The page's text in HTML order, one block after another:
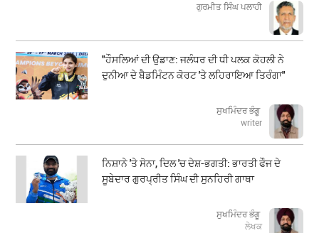
ਗੁਰਮੀਤ ਸਿੰਘ ਪਲਾਹੀ
"ਹੌਸਲਿਆਂ ਦੀ ਉਡਾਣ: ਜਲੰਧਰ ਦੀ ਧੀ ਪਲਕ ਕੋਹਲੀ ਨੇ
ਦੁਨੀਆ ਦੇ ਬੈਡਮਿੰਟਨ ਕੋਰਟ 'ਤੇ ਲਹਿਰਾਇਆ ਤਿਰੰਗਾ"
ਸੁਖਮਿੰਦਰ ਭੰਗੂ
writer
ਨਿਸ਼ਾਨੇ 'ਤੇ ਸੋਨਾ, ਦਿਲ 'ਚ ਦੇਸ਼-ਭਗਤੀ: ਭਾਰਤੀ ਫੌਜ ਦੇ
ਸੂਬੇਦਾਰ ਗੁਰਪ੍ਰੀਤ ਸਿੰਘ ਦੀ ਸੁਨਹਿਰੀ ਗਾਥਾ
ਸੁਖਮਿੰਦਰ ਭੰਗੂ
ਲੇਖਕ